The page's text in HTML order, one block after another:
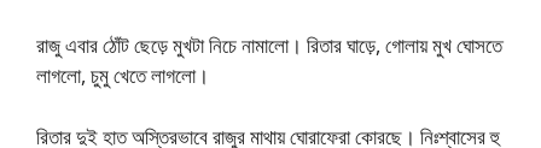
রাজু এবার ঠোঁট ছেড়ে মুখটা নিচে নামালো। রিতার ঘাড়ে, গোলায় মুখ ঘোসতে
লাগলো, চুমু খেতে লাগলো।
রিতার দুই হাত অস্তিরভাবে রাজুর মাথায় ঘোরাফেরা কোরছে। নিঃশ্বাসের হু